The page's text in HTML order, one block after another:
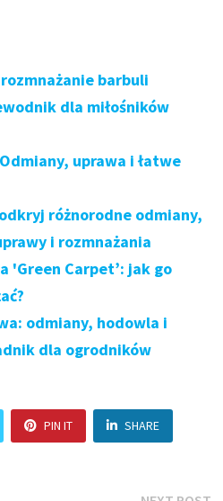
barbuli
dla miłośników
uprawa i łatwe
różnorodne odmiany,
i rozmnażania
'Green Carpet’: jak go
odmiany, hodowla i
dla ogrodników
PIN IT SHARE